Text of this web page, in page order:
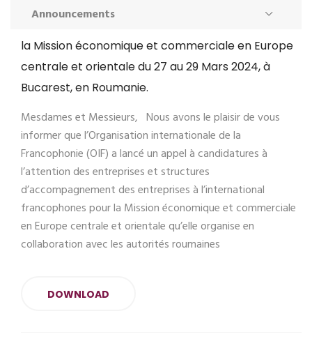
Announcements
la Mission économique et commerciale en Europe
centrale et orientale du 27 au 29 Mars 2024, à
Bucarest, en Roumanie.
Mesdames et Messieurs, Nous avons le plaisir de vous
informer que l’Organisation internationale de la
Francophonie (OIF) a lancé un appel à candidatures à
l’attention des entreprises et structures
d’accompagnement des entreprises à l’international
francophones pour la Mission économique et commerciale
en Europe centrale et orientale qu’elle organise en
collaboration avec les autorités roumaines
DOWNLOAD